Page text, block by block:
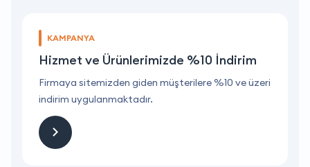
KAMPANYA
Hizmet ve Ürünlerimizde %10 İndirim
Firmaya sitemizden giden müşterilere %10 ve üzeri
indirim uygulanmaktadır.